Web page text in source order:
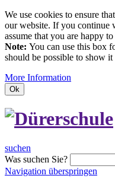
We use cookies to ensure
our website. If you continue
assume that you are happy
Note: You can use this box
should be possible to show it
More Information
Ok
suchen
Was suchen Sie?
Navigation überspringen